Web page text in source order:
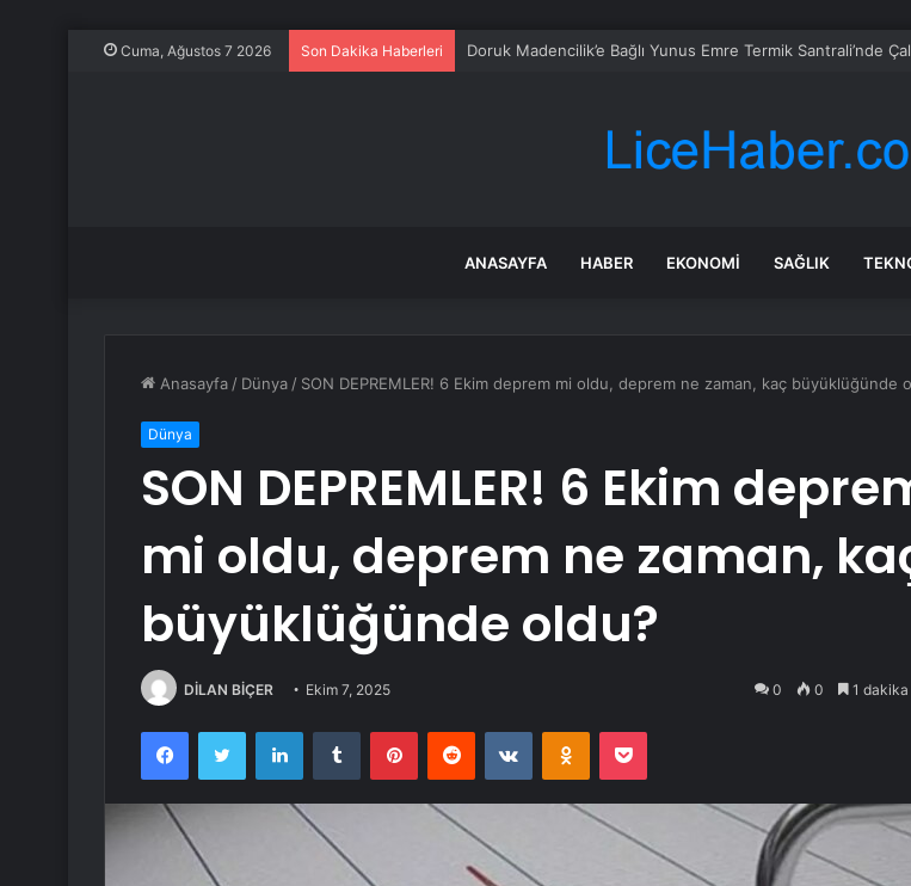
Cuma, Ağustos 7 2026 Son Dakika Haberleri Özgür Özel’in Yeni Parti Mesaisi Sürüyor… “Pm”, “Cao” ve
ANASAYFA HABER EKONOMI SAĞLIK
Anasayfa / Dünya / SON DEPREMLER! 6 Ekim deprem mi oldu, deprem ne zaman, kaç büyüklüğünde
Dünya
SON DEPREMLER! 6 Ekim
mi oldu, deprem ne zaman,
büyüklüğünde oldu?
DİLAN BİÇER Ekim 7, 2025 0 0 1
FacebookTwitter LinkedInTumblr PinterestReddit VKontakteOdnoklassniki
Pocket